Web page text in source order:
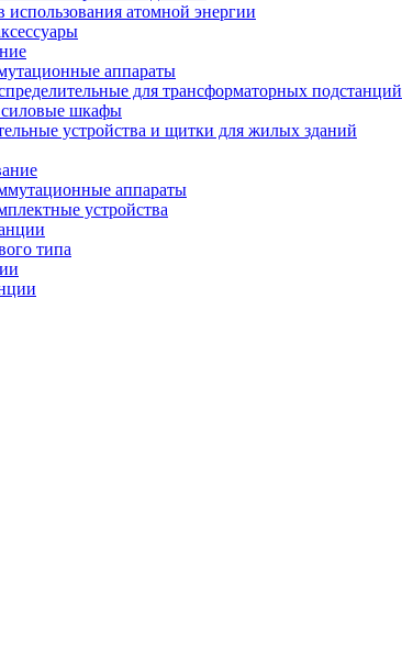
атомной энергии
аппараты
для трансформаторных подстанций
силовые шкафы
устройства и щитки для жилых зданий
аппараты
устройства
типа